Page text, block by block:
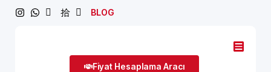
BLOG
Fiyat Hesaplama Aracı